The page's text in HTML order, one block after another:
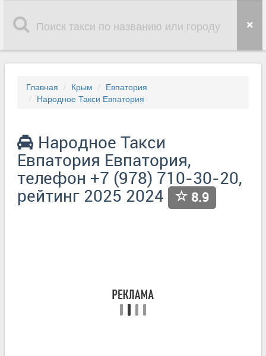
Главная Крым
Евпатория
Народное Такси Евпатория
Народное Такси
Евпатория Евпатория,
телефон +7 (978) 710-30-20,
рейтинг 2025 2024 8.9